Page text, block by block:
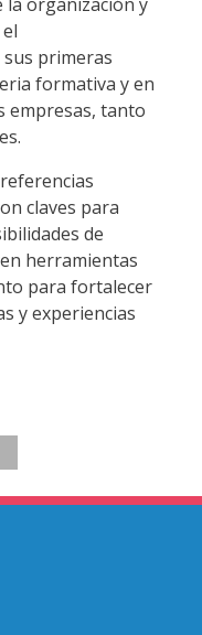
primeras
formativa y en
empresas, tanto
claves para
de
herramientas
para fortalecer
y experiencias